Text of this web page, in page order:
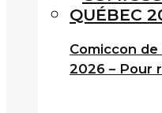
Comiccon
2026 – Pour